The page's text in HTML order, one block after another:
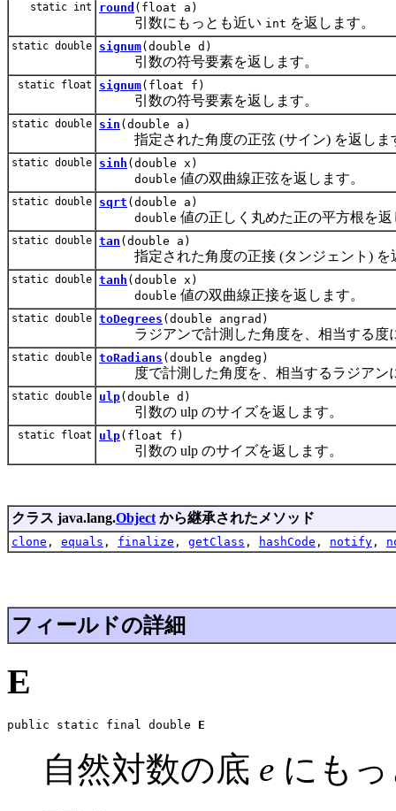
static int round (float a)
引数にもっとも近い int を返します。
static double signum(double d)
引数の符号要素を返します。
static float signum(float f)
引数の符号要素を返します。
static double sin (double a)
指定された角度の正弦 (サイン) を返しま
static double sinh (double x)
double 値の双曲線正弦を返します。
static double sqrt (double a)
double 値の正しく丸めた正の平方根を返
static double tan (double a)
指定された角度の正接 (タンジェント) を
static double tanh (double x)
double 値の双曲線正接を返します。
static double toDegrees (double angrad)
ラジアンで計測した角度を、相当する度
static double toRadians (double angdeg)
度で計測した角度を、相当するラジアン
static double ulp(double d)
引数の ulp のサイズを返します。
static float ulp(float f)
引数の ulp のサイズを返します。
クラス java.lang.Object から継承されたメソッド
clone , equals , finalize , getClass , hashCode , notify ,
フィールドの詳細
E
public static final double E
自然対数の底 e にも